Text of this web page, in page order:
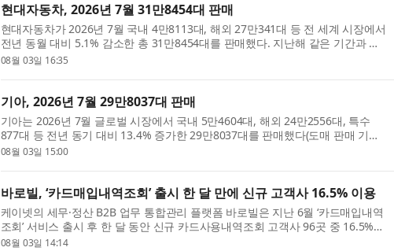
현대자동차, 2026년 7월 31만8454대 판매
현대자동차가 2026년 7월 국내 4만8113대, 해외 27만341대 등 전 세계 시장에서
전년 동월 대비 5.1% 감소한 총 31만8454대를 판매했다. 지난해 같은 기간과 비
교해 국내 판매는 14.4% 감소했으며, 해외 판매는 3.2% 감소한 것으로 집계됐다.
08월 03일 16:35
기아, 2026년 7월 29만8037대 판매
기아는 2026년 7월 글로벌 시장에서 국내 5만4604대, 해외 24만2556대, 특수
877대 등 전년 동기 대비 13.4% 증가한 29만8037대를 판매했다(도매 판매 기준).
이는 지난해 같은 기간과 비교해 국내는 21.3% 증가하고 해외는 11.6% 증가한
08월 03일 15:00
바로빌, ‘카드매입내역조회’ 출시 한 달 만에 신규 고객사 16.5% 이용
케이넷의 세무·정산 B2B 업무 통합관리 플랫폼 바로빌은 지난 6월 ‘카드매입내역
조회’ 서비스 출시 후 한 달 동안 신규 카드사용내역조회 고객사 96곳 중 16.5%가
이용하고 있다고 3일 밝혔다. 이번 카드매입내역조회는 기존 카드사용내역조회
08월 03일 14:14